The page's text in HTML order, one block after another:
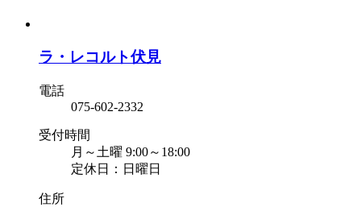
ラ・レコルト伏見
電話
075-602-2332
受付時間
月～土曜 9:00～18:00
定休日：日曜日
住所